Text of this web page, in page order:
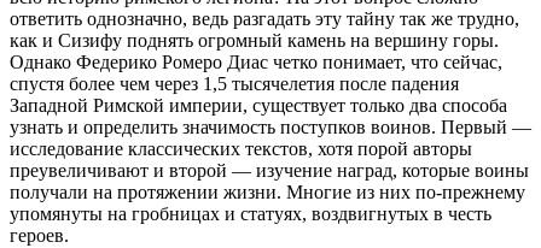
ответить однозначно, ведь разгадать эту тайну так же трудно,
как и Сизифу поднять огромный камень на вершину горы.
Однако Федерико Ромеро Диас четко понимает, что сейчас,
спустя более чем через 1,5 тысячелетия после падения
Западной Римской империи, существует только два способа
узнать и определить значимость поступков воинов. Первый —
исследование классических текстов, хотя порой авторы
преувеличивают и второй — изучение наград, которые воины
получали на протяжении жизни. Многие из них по-прежнему
упомянуты на гробницах и статуях, воздвигнутых в честь
героев.